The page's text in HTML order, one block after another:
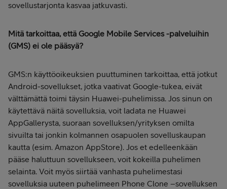
sovellustarjonta kasvaa jatkuvasti.
Mitä tarkoittaa, että Google Mobile Services -palveluihin
(GMS) ei ole pääsyä?
GMS:n käyttöoikeuksien puuttuminen tarkoittaa, että jotkut
Android-sovellukset, jotka vaativat Google-tukea, eivät
välttämättä toimi täysin Huawei-puhelimissa. Jos sinun on
käytettävä näitä sovelluksia, voit ladata ne Huawei
AppGallerysta, suoraan sovelluksen/yrityksen omilta
sivuilta tai jonkin kolmannen osapuolen sovelluskaupan
kautta (esim. Amazon AppStore). Jos et edelleenkään
pääse haluttuun sovellukseen, voit kokeilla puhelimen
selainta. Voit myös siirtää vanhasta puhelimestasi
sovelluksia uuteen puhelimeen Phone Clone –sovelluksen